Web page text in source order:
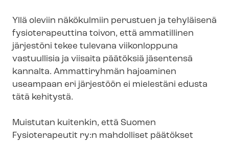
Yllä oleviin näkökulmiin perustuen ja tehyläisenä
fysioterapeuttina toivon, että ammatillinen
järjestöni tekee tulevana viikonloppuna
vastuullisia ja viisaita päätöksiä jäsentensä
kannalta. Ammattiryhmän hajoaminen
useampaan eri järjestöön ei mielestäni edusta
tätä kehitystä.
Muistutan kuitenkin, että Suomen
Fysioterapeutit ry:n mahdolliset päätökset